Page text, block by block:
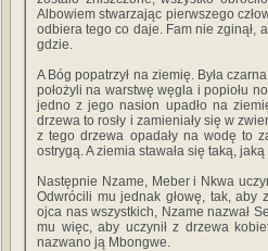
Albowiem stwarzając pierwszego
odbiera tego co daje. Fam nie zginął,
gdzie.
A Bóg popatrzył na ziemię. Była
położyli na warstwę węgla i popiołu
jedno z jego nasion upadło na
drzewa to rosły i zamieniały się w
z tego drzewa opadały na wodę to
ostrygą. A ziemia stawała się taką,
Następnie Nzame, Meber i Nkwa
Odwrócili mu jednak głowę, tak, aby
ojca nas wszystkich, Nzame nazwał
mu więc, aby uczynił z drzewa
nazwano ją Mbongwe.